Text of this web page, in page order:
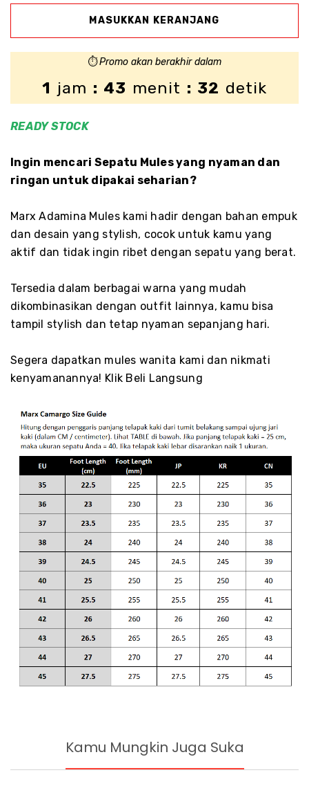
⏱️Promo akan berakhir dalam
1 jam : 43 menit : 32 detik
READYSTOCK
Ingin mencari Sepatu Mules yang nyaman dan
ringan untuk dipakai seharian?
Marx Adamina Mules kami hadir dengan bahan empuk
dan desain yang stylish, cocok untuk kamu yang
aktif dan tidak ingin ribet dengan sepatu yang berat.
Tersedia dalam berbagai warna yang mudah
dikombinasikan dengan outfit lainnya, kamu bisa
tampil stylish dan tetap nyaman sepanjang hari.
Segera dapatkan mules wanita kami dan nikmati
kenyamanannya! Klik Beli Langsung
Kamu Mungkin Juga Suka